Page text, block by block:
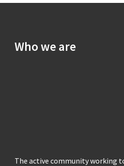
Who we are
The active community working